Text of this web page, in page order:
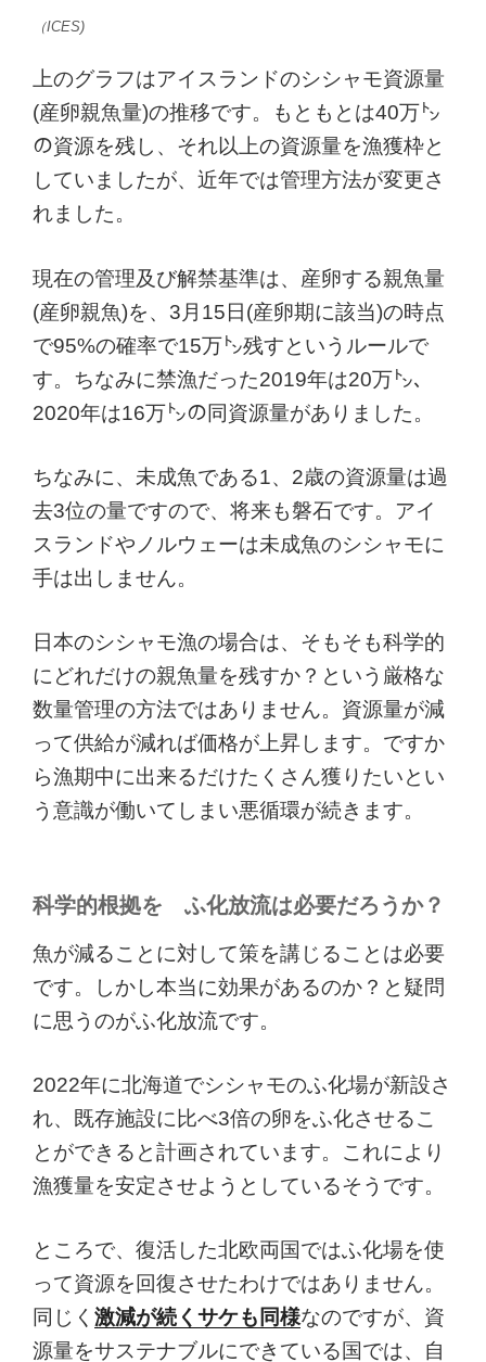
（ICES)
上のグラフはアイスランドのシシャモ資源量
(産卵親魚量)の推移です。もともとは40万㌧
の資源を残し、それ以上の資源量を漁獲枠と
していましたが、近年では管理方法が変更さ
れました。
現在の管理及び解禁基準は、産卵する親魚量
(産卵親魚)を、3月15日(産卵期に該当)の時点
で95%の確率で15万㌧残すというルールで
す。ちなみに禁漁だった2019年は20万㌧、
2020年は16万㌧の同資源量がありました。
ちなみに、未成魚である1、2歳の資源量は過
去3位の量ですので、将来も磐石です。アイ
スランドやノルウェーは未成魚のシシャモに
手は出しません。
日本のシシャモ漁の場合は、そもそも科学的
にどれだけの親魚量を残すか？という厳格な
数量管理の方法ではありません。資源量が減
って供給が減れば価格が上昇します。ですか
ら漁期中に出来るだけたくさん獲りたいとい
う意識が働いてしまい悪循環が続きます。
科学的根拠を ふ化放流は必要だろうか？
魚が減ることに対して策を講じることは必要
です。しかし本当に効果があるのか？と疑問
に思うのがふ化放流です。
2022年に北海道でシシャモのふ化場が新設さ
れ、既存施設に比べ3倍の卵をふ化させるこ
とができると計画されています。これにより
漁獲量を安定させようとしているそうです。
ところで、復活した北欧両国ではふ化場を使
って資源を回復させたわけではありません。
同じく 激減が続くサケも同様なのですが、資
源量をサステナブルにできている国では、自